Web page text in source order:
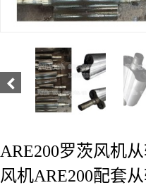
ARE200罗茨风机
风机ARE200配套